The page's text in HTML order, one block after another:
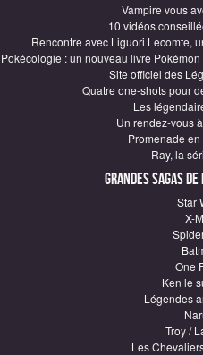
Vampire vous
10 vidéos
Rencontre avec Liguori Lecomte,
Pokécologie : un nouveau livre
Site officiel des
Quatre one-shots pour
Les
Un rendez-vous
Promenade
Ray, la
Grandes sagas de
Star
X-
One
Ken le
Légendes
Troy /
Les